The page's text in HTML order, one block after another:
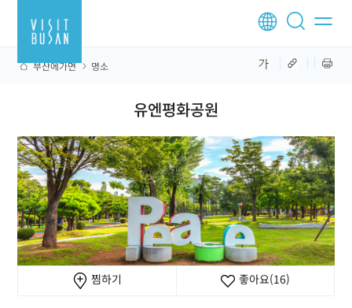
부산에가면 명소
유엔평화공원
찜하기 좋아요(16)